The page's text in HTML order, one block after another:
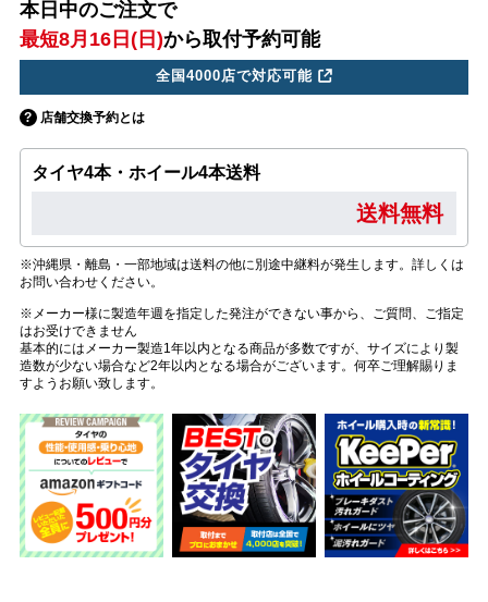
本日中のご注文で
最短8月16日(日)から取付予約可能
全国4000店で対応可能
店舗交換予約とは
タイヤ4本・ホイール4本送料
送料無料
※沖縄県・離島・一部地域は送料の他に別途中継料が発生します。詳しくは
お問い合わせください。
※メーカー様に製造年週を指定した発注ができない事から、ご質問、ご指定
はお受けできません
基本的にはメーカー製造1年以内となる商品が多数ですが、サイズにより製
造数が少ない場合など2年以内となる場合がございます。何卒ご理解賜りま
すようお願い致します。